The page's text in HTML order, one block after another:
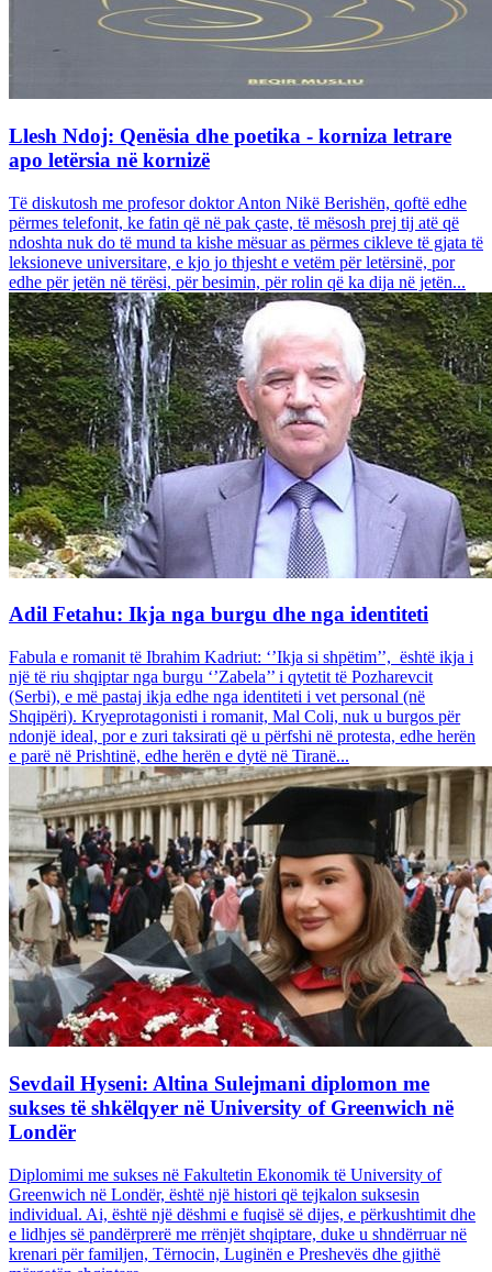
Llesh Ndoj: Qenësia dhe poetika - korniza letrare
apo letërsia në kornizë
Të diskutosh me profesor doktor Anton Nikë Berishën, qoftë edhe
përmes telefonit, ke fatin që në pak çaste, të mësosh prej tij atë që
ndoshta nuk do të mund ta kishe mësuar as përmes cikleve të gjata të
leksioneve universitare, e kjo jo thjesht e vetëm për letërsinë, por
edhe për jetën në tërësi, për besimin, për rolin që ka dija në jetën...
Adil Fetahu: Ikja nga burgu dhe nga identiteti
Fabula e romanit të Ibrahim Kadriut: ‘’Ikja si shpëtim’’, është ikja i
një të riu shqiptar nga burgu ‘’Zabela’’ i qytetit të Pozharevcit
(Serbi), e më pastaj ikja edhe nga identiteti i vet personal (në
Shqipëri). Kryeprotagonisti i romanit, Mal Coli, nuk u burgos për
ndonjë ideal, por e zuri taksirati që u përfshi në protesta, edhe herën
e parë në Prishtinë, edhe herën e dytë në Tiranë...
Sevdail Hyseni: Altina Sulejmani diplomon me
sukses të shkëlqyer në University of Greenwich në
Londër
Diplomimi me sukses në Fakultetin Ekonomik të University of
Greenwich në Londër, është një histori që tejkalon suksesin
individual. Ai, është një dëshmi e fuqisë së dijes, e përkushtimit dhe
e lidhjes së pandërprerë me rrënjët shqiptare, duke u shndërruar në
krenari për familjen, Tërnocin, Luginën e Preshevës dhe gjithë